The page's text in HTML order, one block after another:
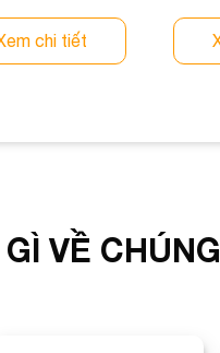
chi tiết
VỀ